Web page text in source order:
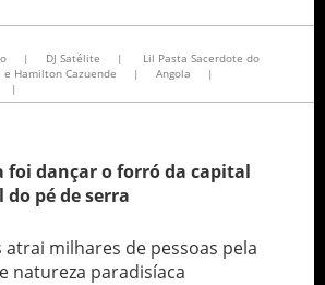
| DJ Satélite |
Lil Pasta Sacerdote do
e Hamilton Cazuende | Angola
|
|
foi dançar o forró da capital
pé de serra
atrai milhares de pessoas pela
natureza paradisíaca